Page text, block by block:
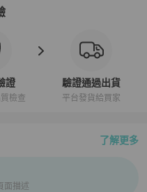
證
檢查
驗證通過出貨
平台發貨給買家
了解更多
檢驗流程介紹
面描述